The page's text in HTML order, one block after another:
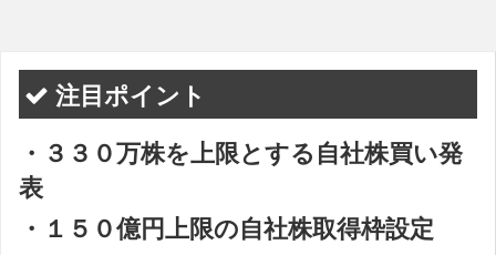
注目ポイント
・３３０万株を上限とする自社株買い発
表
・１５０億円上限の自社株取得枠設定